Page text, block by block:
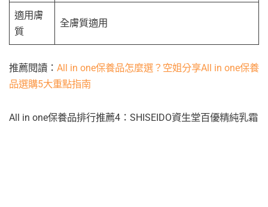
適用膚
質
全膚質適用
推薦閱讀： All in one保養品怎麼選？空姐分享All in one保養
品選購5大重點指南
All in one保養品排行推薦4：SHISEIDO資生堂百優精純乳霜